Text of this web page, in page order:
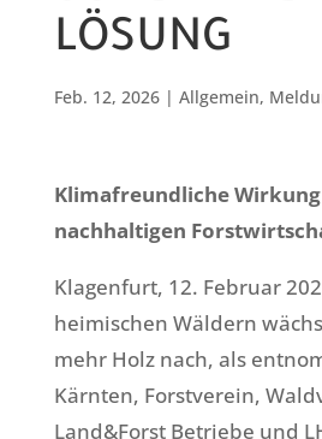
LÖSUNG
Feb. 12, 2026| Allgemein,
Klimafreundliche
nachhaltigen
Klagenfurt, 12. Februar
heimischen Wäldern
mehr Holz nach, als
Kärnten, Forstverein,
Land&Forst Betriebe und